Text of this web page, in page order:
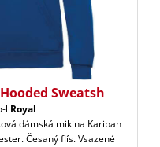
Sweatsh
l Royal
dámská mikina Kariban
Česaný flís. Vsazené